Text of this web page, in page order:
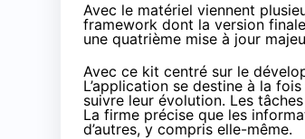
Avec le matériel viennent
framework dont la version
une quatrième mise à jour
Avec ce kit centré sur le
L’application se destine à la
suivre leur évolution. Les
La firme précise que les
d’autres, y compris elle-même.